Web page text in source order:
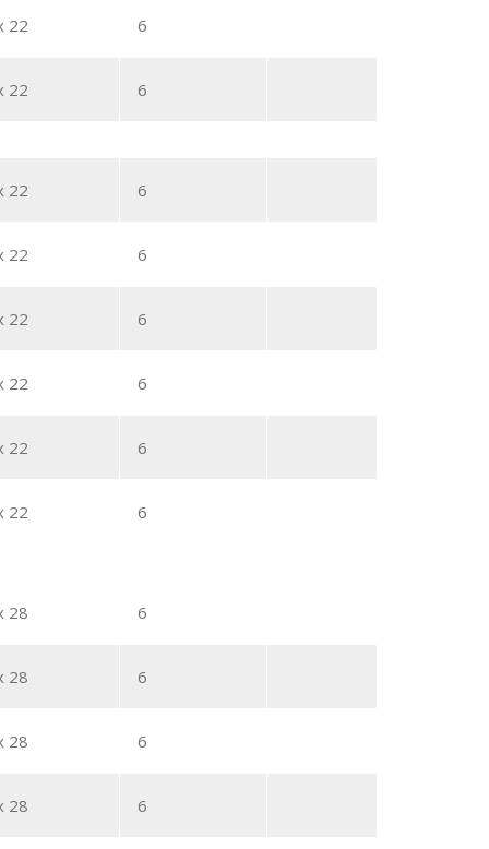
22 6
22 6
22 6
22 6
22 6
22 6
22 6
22 6
28 6
28 6
28 6
28 6